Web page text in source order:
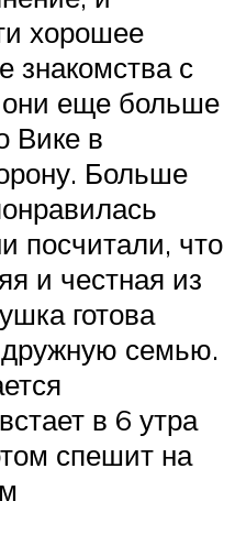
хорошее
знакомства с
еще больше
Вике в
Больше
посчитали, что
и честная из
готова
дружную семью.
в 6 утра
спешит на